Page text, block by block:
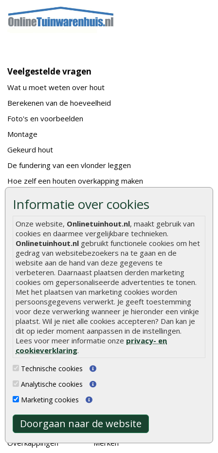
Informatie over cookies
Onze website, Onlinetuinhout.nl, maakt gebruik van
cookies en daarmee vergelijkbare technieken.
Onlinetuinhout.nl gebruikt functionele cookies om het
gedrag van websitebezoekers na te gaan en de
website aan de hand van deze gegevens te
verbeteren. Daarnaast plaatsen derden marketing
cookies om gepersonaliseerde advertenties te tonen.
Met het plaatsen van marketing cookies worden
persoonsgegevens verwerkt. Je geeft toestemming
voor deze verwerking wanneer je hieronder een vinkje
plaatst. Wil je niet alle cookies accepteren? Dan kan je
dit op ieder moment aanpassen in de instellingen.
Lees voor meer informatie onze privacy- en
cookieverklaring.
Technische cookies
Analytische cookies
Marketing cookies
Doorgaan naar de website
Veelgestelde vragen
Wat u moet weten over hout
Berekenen van de hoeveelheid
Foto's en voorbeelden
Montage
Gekeurd hout
De fundering van een vlonder leggen
Hoe zelf een houten overkapping maken
Hoe schutting plaatsen
De 9 beste tuinschermen van Onlinetuinhout.nl
Stijlvolle houtsoorten voor in de tuin
Duurzame tuin
Welke palen voor een schapenhek
Alle populaire categorieën
Tuinhout
Schutting
Vlonderplanken
Tuinpalen
Tuinhekken
Blokhutten
Overkappingen
Tuindeuren
Schuttingplanken
Steigerplanken
Aanbiedingen
Merken